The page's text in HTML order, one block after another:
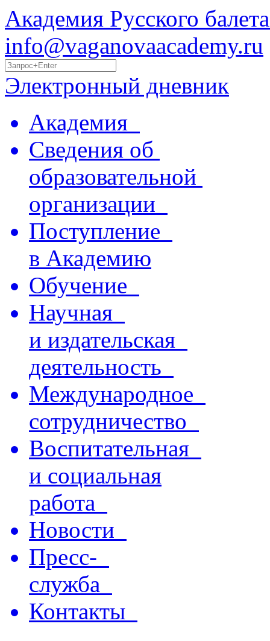
Академия Русского
info@vaganovaacademy.ru
Электронный дневник
Академия
Сведения об
образовательной
организации
Поступление
в Академию
Обучение
Научная
и издательская
деятельность
Международное
сотрудничество
Воспитательная
и социальная
работа
Новости
Пресс-
служба
Контакты